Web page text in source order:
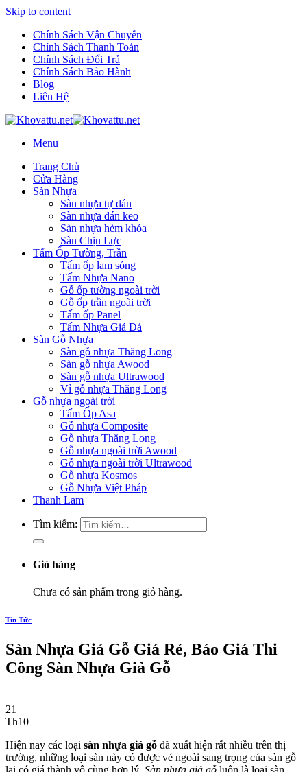
Skip to content
Chính Sách Vận Chuyển
Chính Sách Thanh Toán
Chính Sách Đổi Trả
Chính Sách Bảo Hành
Blog
Liên Hệ
Menu
Trang Chủ
Cửa Hàng
Sàn Nhựa
Sàn nhựa tự dán
Sàn nhựa dán keo
Sàn nhựa hèm khóa
Sàn Chịu Lực
Tấm Ốp Tường, Trần
Tấm ốp lam sóng
Tấm Nhựa Nano
Gỗ ốp tường ngoài trời
Gỗ ốp trần ngoài trời
Tấm ốp Panel
Tấm Nhựa Giả Đá
Sàn Gỗ Nhựa
Sàn gỗ nhựa Thăng Long
Sàn gỗ nhựa Awood
Sàn gỗ nhựa Ultrawood
Vỉ gỗ nhựa Thăng Long
Gỗ nhựa ngoài trời
Tấm Ốp Asa
Gỗ nhựa Composite
Gỗ nhựa Thăng Long
Gỗ nhựa ngoài trời Awood
Gỗ nhựa ngoài trời Ultrawood
Gỗ nhựa Kosmos
Gỗ Nhựa Việt Pháp
Thanh Lam
Tìm kiếm:
Giỏ hàng
Chưa có sản phẩm trong giỏ hàng.
Tin Tức
Sàn Nhựa Giả Gỗ Giá Rẻ, Báo Giá Thi
Công Sàn Nhựa Giả Gỗ
21
Th10
Hiện nay các loại sàn nhựa giả gỗ đã xuất hiện rất nhiều trên thị
trường, những loại sàn này có được vẻ ngoài sang trọng của sàn gỗ